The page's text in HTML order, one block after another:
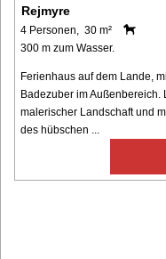
Rejmyre
4 Personen, 30 m²
300 m zum Wasser.
Ferienhaus auf dem Lande,
Badezuber im
malerischer Landschaft und
des hübschen ...